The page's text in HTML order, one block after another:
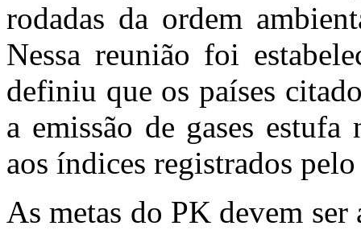
rodadas da ordem
Nessa reunião foi
definiu que os países
a emissão de gases
aos índices registrados
As metas do PK devem